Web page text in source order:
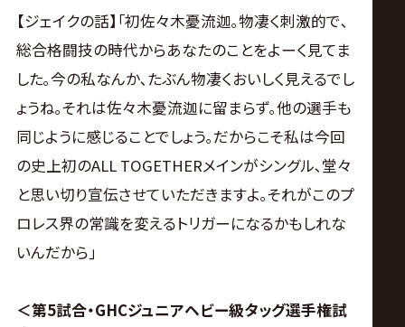
【ジェイクの話】｢初佐々木憂流迦｡物凄く刺激的で､
総合格闘技の時代からあなたのことをよーく見てま
した｡今の私なんか､たぶん物凄くおいしく見えるでし
ょうね｡それは佐々木憂流迦に留まらず｡他の選手も
同じように感じることでしょう｡だからこそ私は今回
の史上初のALL TOGETHERメインがシングル､堂々
と思い切り宣伝させていただきますよ｡それがこのプ
ロレス界の常識を変えるトリガーになるかもしれな
いんだから｣
＜第5試合・GHCジュニアヘビー級タッグ選手権試